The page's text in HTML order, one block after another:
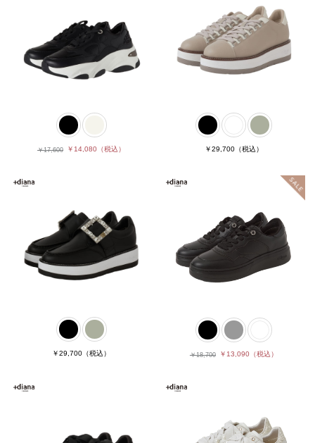
￥17,600 ￥14,080 （税込） ￥29,700（税込）
￥29,700 （税込） ￥18,700 ￥13,090（税込）